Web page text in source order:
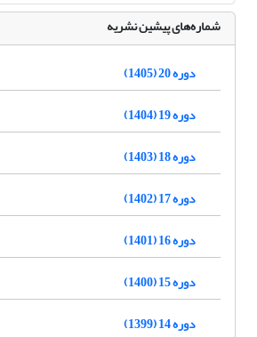
شماره‌های پیشین نشریه
دوره 20 (1405)
دوره 19 (1404)
دوره 18 (1403)
دوره 17 (1402)
دوره 16 (1401)
دوره 15 (1400)
دوره 14 (1399)